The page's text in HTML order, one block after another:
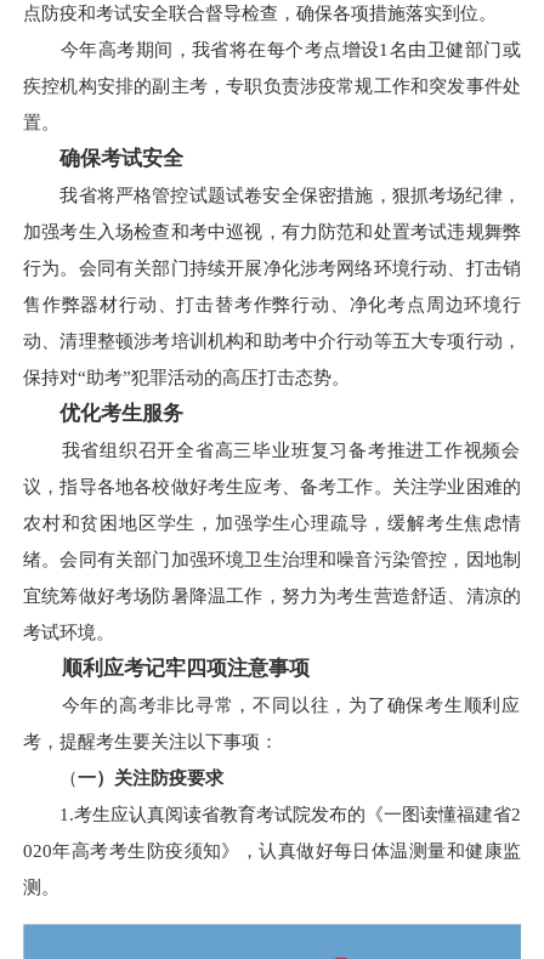
点防疫和考试安全联合督导检查，确保各项措施落实到位。
今年高考期间，我省将在每个考点增设1名由卫健部门或
疾控机构安排的副主考，专职负责涉疫常规工作和突发事件处
置。
确保考试安全
我省将严格管控试题试卷安全保密措施，狠抓考场纪律，
加强考生入场检查和考中巡视，有力防范和处置考试违规舞弊
行为。会同有关部门持续开展净化涉考网络环境行动、打击销
售作弊器材行动、打击替考作弊行动、净化考点周边环境行
动、清理整顿涉考培训机构和助考中介行动等五大专项行动，
保持对“助考”犯罪活动的高压打击态势。
优化考生服务
我省组织召开全省高三毕业班复习备考推进工作视频会
议，指导各地各校做好考生应考、备考工作。关注学业困难的
农村和贫困地区学生，加强学生心理疏导，缓解考生焦虑情
绪。会同有关部门加强环境卫生治理和噪音污染管控，因地制
宜统筹做好考场防暑降温工作，努力为考生营造舒适、清凉的
考试环境。
顺利应考记牢四项注意事项
今年的高考非比寻常，不同以往，为了确保考生顺利应
考，提醒考生要关注以下事项：
（一）关注防疫要求
1.考生应认真阅读省教育考试院发布的《一图读懂福建省2
020年高考考生防疫须知》，认真做好每日体温测量和健康监
测。